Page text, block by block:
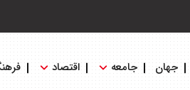
جهان جامعه اقتصاد